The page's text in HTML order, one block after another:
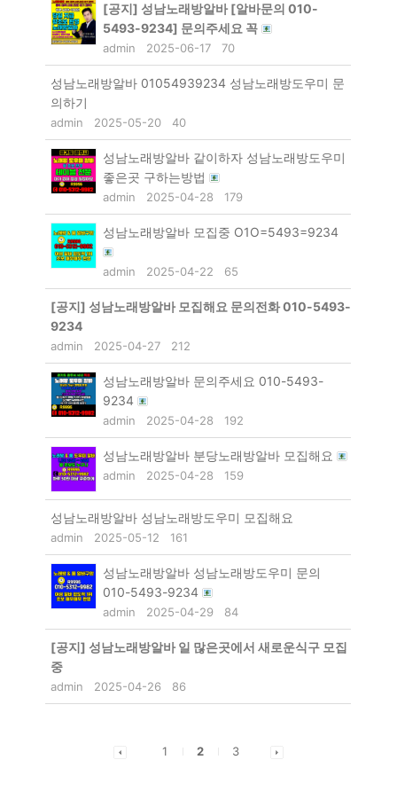
[공지]성남노래방알바 [알바문의 010-
5493-9234] 문의주세요 꼭
admin 2025-06-17 70
성남노래방알바 01054939234 성남노래방도우미 문
의하기
admin 2025-05-20 40
성남노래방알바 같이하자 성남노래방도우미
좋은곳 구하는방법
admin 2025-04-28 179
성남노래방알바 모집중 O1O=5493=9234
admin 2025-04-22 65
[공지]성남노래방알바 모집해요 문의전화 010-5493-
9234
admin 2025-04-27 212
성남노래방알바 문의주세요 010-5493-
9234
admin 2025-04-28 192
성남노래방알바 분당노래방알바 모집해요
admin 2025-04-28 159
성남노래방알바 성남노래방도우미 모집해요
admin 2025-05-12 161
성남노래방알바 성남노래방도우미 문의
010-5493-9234
admin 2025-04-29 84
[공지]성남노래방알바 일 많은곳에서 새로운식구 모집
중
admin 2025-04-26 86
1 2 3